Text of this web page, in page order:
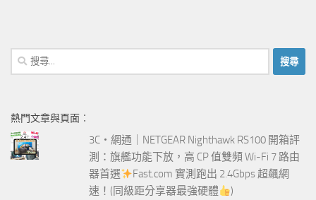
搜
尋
字:
熱門文章與頁面︰
3C‧網通｜NETGEAR Nighthawk RS100 開箱評
測：旗艦功能下放，高 CP 值雙頻 Wi-Fi 7 路由
器首選
Fast.com 實測跑出 2.4Gbps 超飆網
速！(同級距分享器最強硬體
)